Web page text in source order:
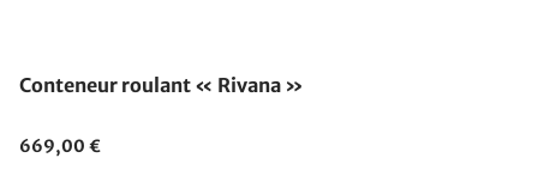
Conteneur roulant « Rivana »
669,00 €